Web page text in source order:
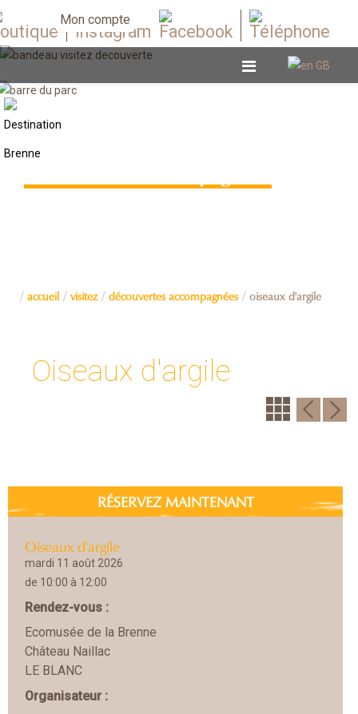
Mon compte
accueil visitez découvertes accompagnées oiseaux d'argile
Oiseaux d'argile
RÉSERVEZ MAINTENANT
Oiseaux d'argile
mardi 11 août 2026
de 10:00 à 12:00
Rendez-vous :
Ecomusée de la Brenne
Château Naillac
LE BLANC
Organisateur :